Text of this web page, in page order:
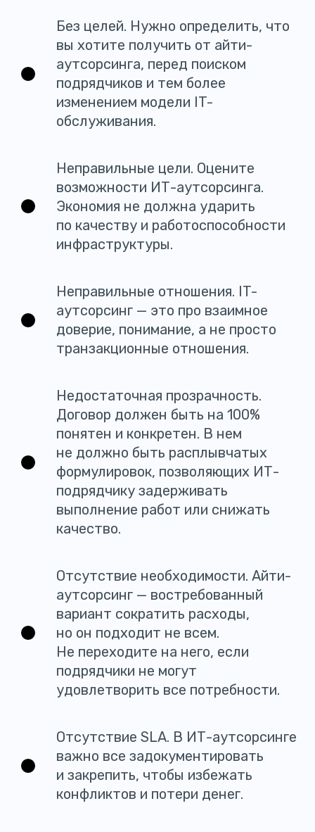
Без целей. Нужно определить, что
вы хотите получить от айти-
аутсорсинга, перед поиском
подрядчиков и тем более
изменением модели IT-
обслуживания.
Неправильные цели. Оцените
возможности ИТ-аутсорсинга.
Экономия не должна ударить
по качеству и работоспособности
инфраструктуры.
Неправильные отношения. IT-
аутсорсинг — это про взаимное
доверие, понимание, а не просто
транзакционные отношения.
Недостаточная прозрачность.
Договор должен быть на 100%
понятен и конкретен. В нем
не должно быть расплывчатых
формулировок, позволяющих ИТ-
подрядчику задерживать
выполнение работ или снижать
качество.
Отсутствие необходимости. Айти-
аутсорсинг — востребованный
вариант сократить расходы,
но он подходит не всем.
Не переходите на него, если
подрядчики не могут
удовлетворить все потребности.
Отсутствие SLA. В ИТ-аутсорсинге
важно все задокументировать
и закрепить, чтобы избежать
конфликтов и потери денег.